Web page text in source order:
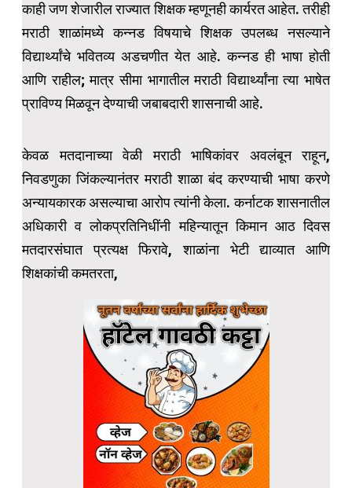
काही जण शेजारील राज्यात शिक्षक म्हणूनही कार्यरत आहेत. तरीही
मराठी शाळांमध्ये कन्नड विषयाचे शिक्षक उपलब्ध नसल्याने
विद्यार्थ्यांचे भवितव्य अडचणीत येत आहे. कन्नड ही भाषा होती
आणि राहील; मात्र सीमा भागातील मराठी विद्यार्थ्यांना त्या भाषेत
प्राविण्य मिळवून देण्याची जबाबदारी शासनाची आहे.
केवळ मतदानाच्या वेळी मराठी भाषिकांवर अवलंबून राहून,
निवडणुका जिंकल्यानंतर मराठी शाळा बंद करण्याची भाषा करणे
अन्यायकारक असल्याचा आरोप त्यांनी केला. कर्नाटक शासनातील
अधिकारी व लोकप्रतिनिधींनी महिन्यातून किमान आठ दिवस
मतदारसंघात प्रत्यक्ष फिरावे, शाळांना भेटी द्याव्यात आणि
शिक्षकांची कमतरता,